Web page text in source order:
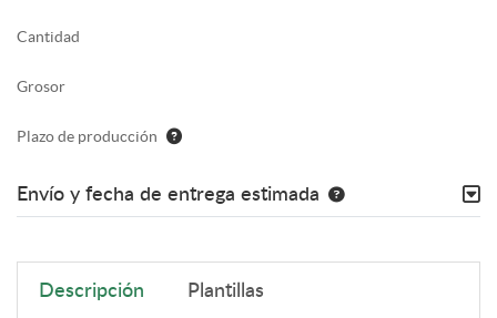
Cantidad
Grosor
Plazo de producción
Envío y fecha de entrega estimada
Descripción Plantillas